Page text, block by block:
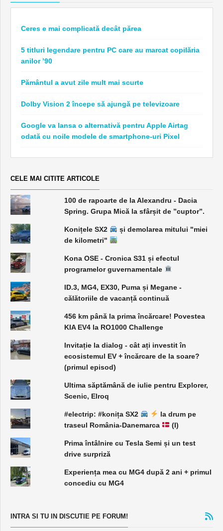
Ceres e mai complicată decât părea
5 titluri legendare pentru PC care au marcat copilăria
anilor ’90
Pământul a avut zile mult mai scurte
Dolby Vision 2 începe să ajungă pe televizoare
Google va lansa o alternativă pentru Apple Airtag
odată cu noile modele de smartphone-uri Pixel
CELE MAI CITITE ARTICOLE
100 de rapoarte de la Alexandru - Dacia
Spring. Grupa Mică la sfârșit de ”cuptor”.
Konițele SX2
și demolarea mitului "miei
de kilometri"
Kona OSE - Cronica S31 și efectul
programelor guvernamentale
ID.3, MG4, EX30, Puma și Megane -
călătoriile de vacanță continuă
456 km până la prima încărcare! Povestea
KIA EV4 la RO1000 Challenge
Invitație la dialog - cât ați investit în
ecosistemul EV + încărcare de la soare?
(primul episod)
Ultima săptămână de iulie pentru Explorer,
Scenic, Elroq
#electrip: #konița SX2
la drum pe
traseul România-Danemarca
(I)
Prima întâlnire cu Tesla Semi și un test
drive surpriză
Experiența mea cu MG4 după 2 ani + primul
concediu cu MG4
INTRA SI TU IN DISCUTIE PE FORUM!